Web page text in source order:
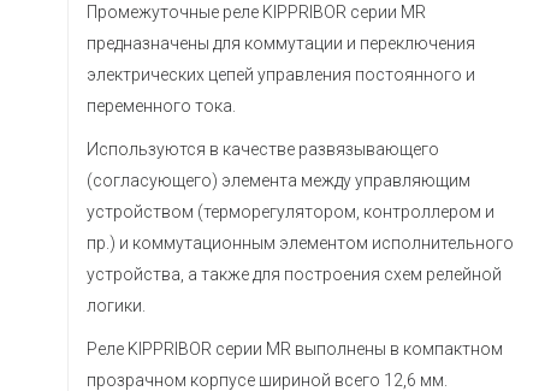
Промежуточные реле KIPPRIBOR серии MR
предназначены для коммутации и переключения
электрических цепей управления постоянного и
переменного тока.
Используются в качестве развязывающего
(согласующего) элемента между управляющим
устройством (терморегулятором, контроллером и
пр.) и коммутационным элементом исполнительного
устройства, а также для построения схем релейной
логики.
Реле KIPPRIBOR серии MR выполнены в компактном
прозрачном корпусе шириной всего 12,6 мм.